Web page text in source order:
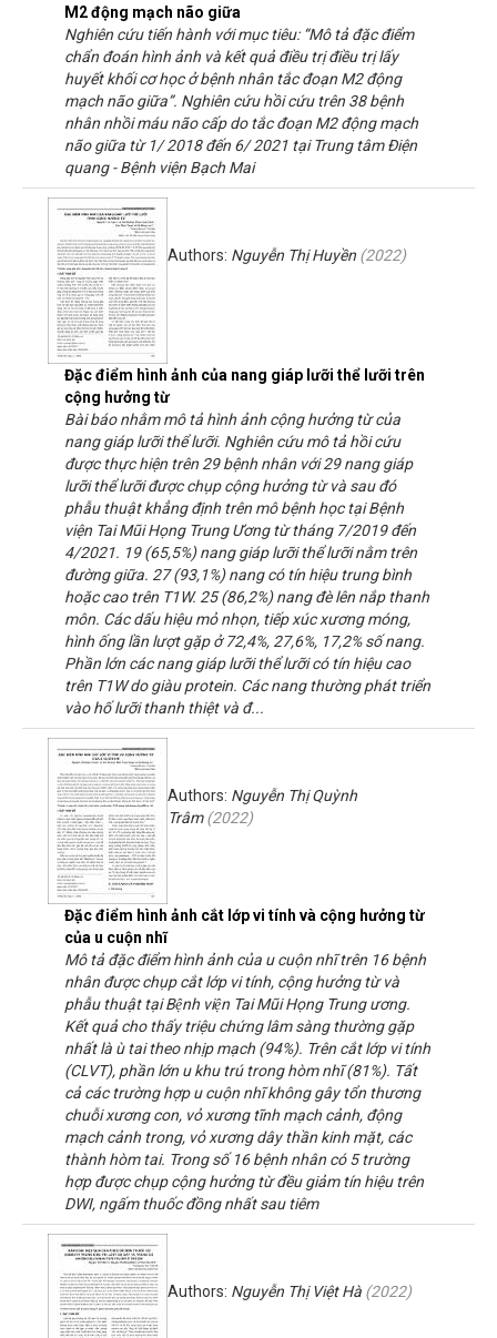
M2 động mạch não giữa
Nghiên cứu tiến hành với mục tiêu: “Mô tả đặc điểm
chẩn đoán hình ảnh và kết quả điều trị điều trị lấy
huyết khối cơ học ở bệnh nhân tắc đoạn M2 động
mạch não giữa”. Nghiên cứu hồi cứu trên 38 bệnh
nhân nhồi máu não cấp do tắc đoạn M2 động mạch
não giữa từ 1/ 2018 đến 6/ 2021 tại Trung tâm Điện
quang - Bệnh viện Bạch Mai
Đặc điểm hình ảnh của nang giáp lưỡi thể lưỡi trên
cộng hưởng từ
Authors: Nguyễn Thị Huyền (2022)
Bài báo nhằm mô tả hình ảnh cộng hưởng từ của
nang giáp lưỡi thể lưỡi. Nghiên cứu mô tả hồi cứu
được thực hiện trên 29 bệnh nhân với 29 nang giáp
lưỡi thể lưỡi được chụp cộng hưởng từ và sau đó
phẫu thuật khẳng định trên mô bệnh học tại Bệnh
viện Tai Mũi Họng Trung Ương từ tháng 7/2019 đến
4/2021. 19 (65,5%) nang giáp lưỡi thể lưỡi nằm trên
đường giữa. 27 (93,1%) nang có tín hiệu trung bình
hoặc cao trên T1W. 25 (86,2%) nang đè lên nắp thanh
môn. Các dấu hiệu mỏ nhọn, tiếp xúc xương móng,
hình ống lần lượt gặp ở 72,4%, 27,6%, 17,2% số nang.
Phần lớn các nang giáp lưỡi thể lưỡi có tín hiệu cao
trên T1W do giàu protein. Các nang thường phát triển
vào hố lưỡi thanh thiệt và đ...
Đặc điểm hình ảnh cắt lớp vi tính và cộng hưởng từ
của u cuộn nhĩ
Authors: Nguyễn Thị Quỳnh
Trâm(2022)
Mô tả đặc điểm hình ảnh của u cuộn nhĩ trên 16 bệnh
nhân được chụp cắt lớp vi tính, cộng hưởng từ và
phẫu thuật tại Bệnh viện Tai Mũi Họng Trung ương.
Kết quả cho thấy triệu chứng lâm sàng thường gặp
nhất là ù tai theo nhịp mạch (94%). Trên cắt lớp vi tính
(CLVT), phần lớn u khu trú trong hòm nhĩ (81%). Tất
cả các trường hợp u cuộn nhĩ không gây tổn thương
chuỗi xương con, vỏ xương tĩnh mạch cảnh, động
mạch cảnh trong, vỏ xương dây thần kinh mặt, các
thành hòm tai. Trong số 16 bệnh nhân có 5 trường
hợp được chụp cộng hưởng từ đều giảm tín hiệu trên
DWI, ngấm thuốc đồng nhất sau tiêm
Authors: Nguyễn Thị Việt Hà (2022)